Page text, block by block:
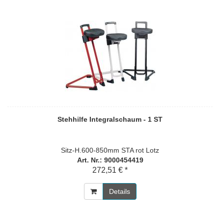
Stehhilfe Integralschaum - 1 ST
Sitz-H.600-850mm STA rot Lotz
Art. Nr.: 9000454419
272,51 € *
Details